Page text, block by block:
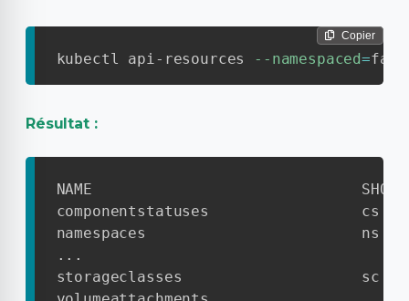
Copier
kubectl api-resources --namespaced=
Résultat :
NAME
componentstatuses
namespaces
...
storageclasses                    sc